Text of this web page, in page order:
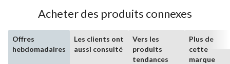
Acheter des produits connexes
Offres
hebdomadaires
Les clients ont
aussi consulté
Vers les
produits
tendances
Plus de
cette
marque